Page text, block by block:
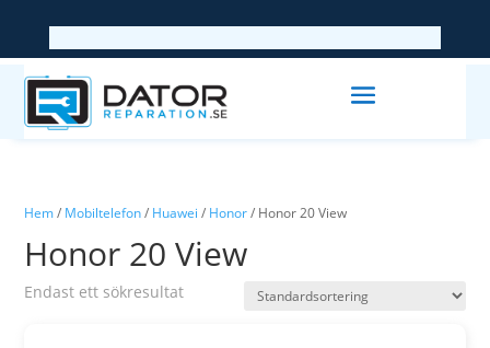
Hem/ Mobiltelefon/ Huawei / Honor/ Honor 20 View
Honor 20 View
Endast ett sökresultat